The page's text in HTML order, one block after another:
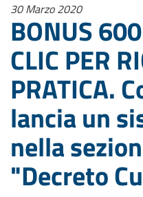
30 Marzo 2020
BONUS
CLIC PER
PRATICA.
lancia un
nella
"Decreto